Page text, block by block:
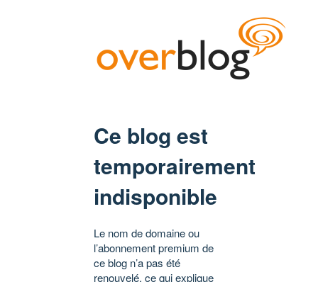
Ce blog est
temporairement
indisponible
Le nom de domaine ou
l’abonnement premium de
ce blog n’a pas été
renouvelé, ce qui explique